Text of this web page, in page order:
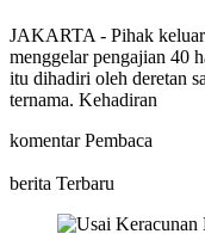
JAKARTA - Pihak
menggelar pengajian 40
itu dihadiri oleh deretan
ternama. Kehadiran
komentar Pembaca
berita Terbaru